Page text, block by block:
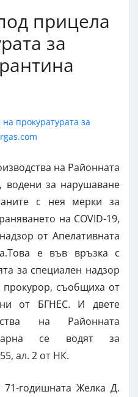
прицела
за
на Районната
водени за нарушаване
с нея мерки за
на COVID-19,
от Апелативната
е във връзка с
за специален надзор
прокурор, съобщиха от
от БГНЕС. И двете
на Районната
се водят за
ал. 2 от НК.
годишната Желка Д.